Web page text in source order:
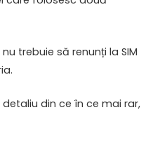
nu trebuie să renunți la SIM
detaliu din ce în ce mai rar,